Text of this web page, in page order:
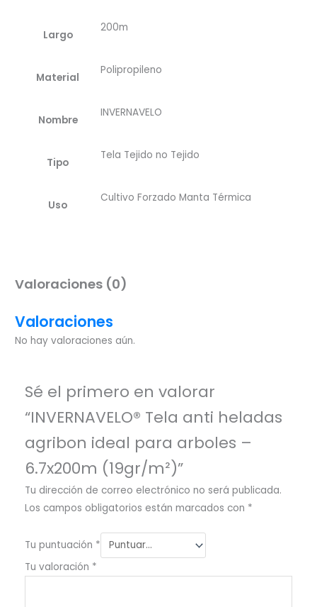
Largo
200m
Material
Polipropileno
Nombre
INVERNAVELO
Tipo
Tela Tejido no Tejido
Uso
Cultivo Forzado Manta Térmica
Valoraciones (0)
Valoraciones
No hay valoraciones aún.
Sé el primero en valorar
“INVERNAVELO® Tela anti heladas
agribon ideal para arboles –
6.7x200m (19gr/m²)”
Tu dirección de correo electrónico no será publicada.
Los campos obligatorios están marcados con *
Tu puntuación *
Tu valoración *